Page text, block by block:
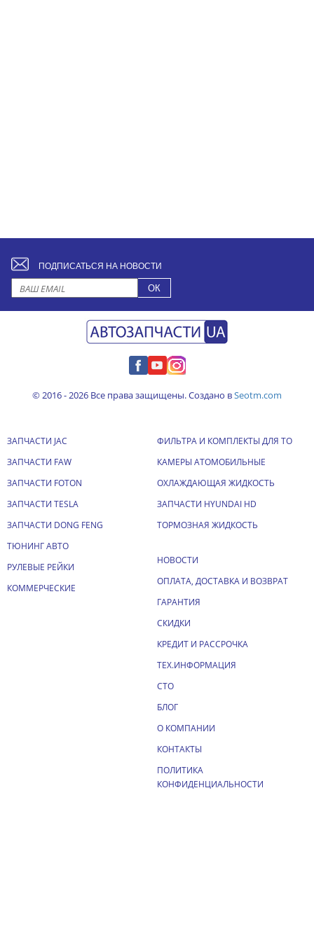
ПОДПИСАТЬСЯ НА НОВОСТИ
© 2016 - 2026 Все права защищены. Создано вSeotm.com
ЗАПЧАСТИ JAC
ЗАПЧАСТИ FAW
ЗАПЧАСТИ FOTON
ЗАПЧАСТИ TESLA
ЗАПЧАСТИ DONG FENG
ТЮНИНГ АВТО
РУЛЕВЫЕ РЕЙКИ
КОММЕРЧЕСКИЕ
ФИЛЬТРА И КОМПЛЕКТЫ ДЛЯ ТО
КАМЕРЫ АТОМОБИЛЬНЫЕ
ОХЛАЖДАЮЩАЯ ЖИДКОСТЬ
ЗАПЧАСТИ HYUNDAI HD
ТОРМОЗНАЯ ЖИДКОСТЬ
НОВОСТИ
ОПЛАТА, ДОСТАВКА И ВОЗВРАТ
ГАРАНТИЯ
СКИДКИ
КРЕДИТ И РАССРОЧКА
ТЕХ.ИНФОРМАЦИЯ
СТО
БЛОГ
О КОМПАНИИ
КОНТАКТЫ
ПОЛИТИКА
КОНФИДЕНЦИАЛЬНОСТИ